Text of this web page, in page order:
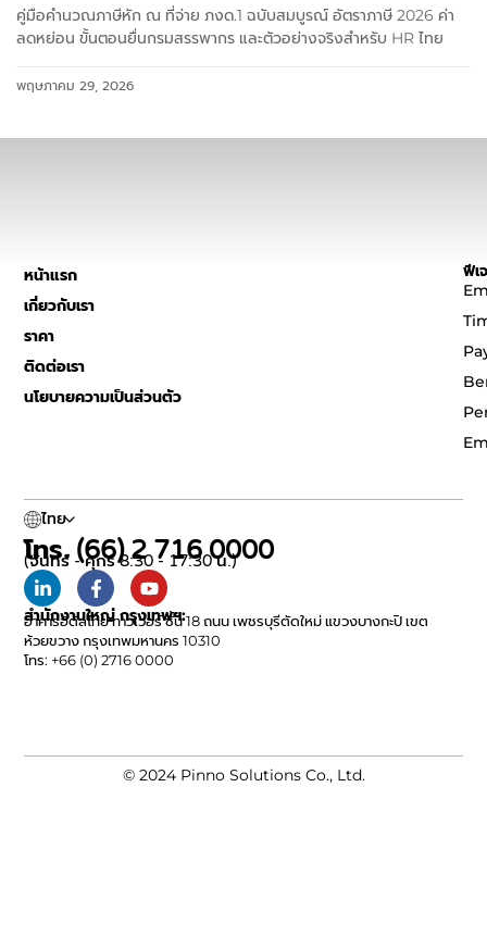
คู่มือคำนวณภาษีหัก ณ ที่จ่าย ภงด.1 ฉบับสมบูรณ์ อัตราภาษี 2026 ค่า
ลดหย่อน ขั้นตอนยื่นกรมสรรพากร และตัวอย่างจริงสำหรับ HR ไทย
พฤษภาคม 29, 2026
หน้าแรก
เกี่ยวกับเรา
ราคา
ติดต่อเรา
นโยบายความเป็นส่วนตัว
ฟีเ
ไทย
โทร. (66) 2 716 0000
(จันทร์ - ศุกร์ 8:30 - 17:30 น.)
สำนักงานใหญ่ กรุงเทพฯ:
อาคารอิตัลไทย ทาวเวอร์ ชั้น 18 ถนน เพชรบุรีตัดใหม่ แขวงบางกะปิ เขต
ห้วยขวาง กรุงเทพมหานคร 10310
โทร: +66 (0) 2716 0000
© 2024 Pinno Solutions Co., Ltd.